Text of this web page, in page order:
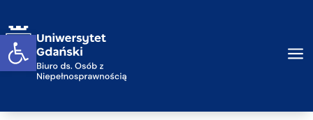
Otwórz widget a